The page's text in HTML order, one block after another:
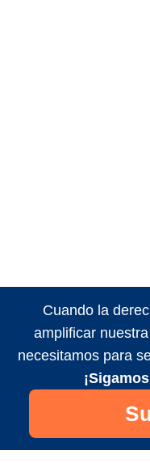
Cuando la
amplificar
necesitamos para